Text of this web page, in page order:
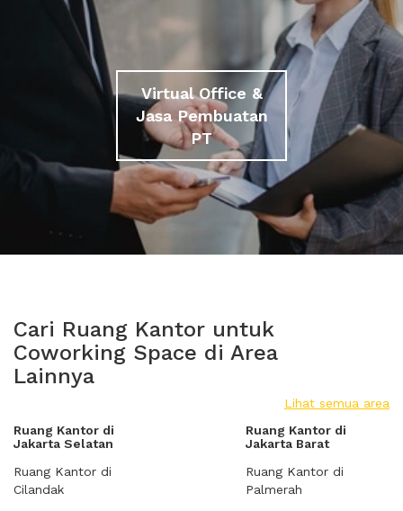
Virtual Office &
Jasa Pembuatan
PT
Cari Ruang Kantor untuk
Coworking Space di Area
Lainnya
Lihat semua area
Ruang Kantor di
Jakarta Selatan
Ruang Kantor di
Cilandak
Ruang Kantor di
Jakarta Barat
Ruang Kantor di
Palmerah